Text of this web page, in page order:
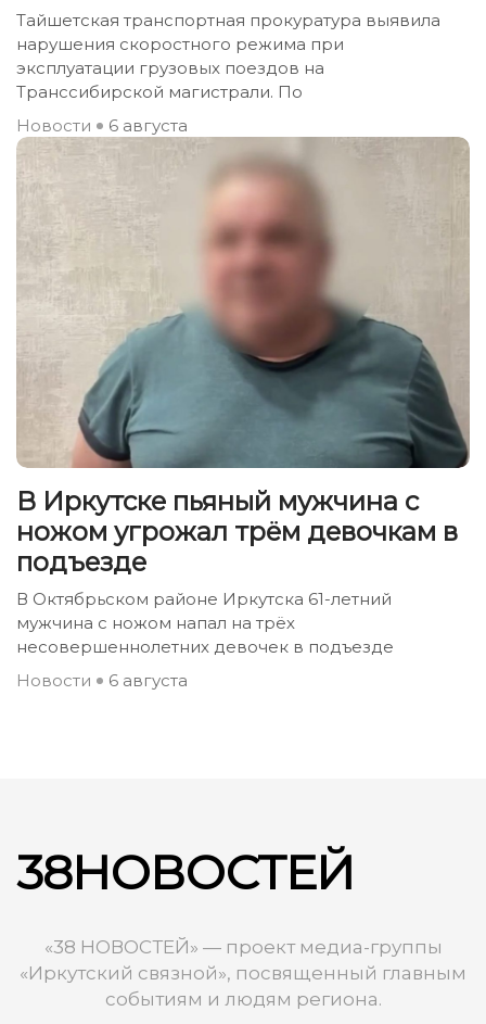
Тайшетская транспортная прокуратура выявила
нарушения скоростного режима при
эксплуатации грузовых поездов на
Транссибирской магистрали. По
Новости
6 августа
В Иркутске пьяный мужчина с
ножом угрожал трём девочкам в
подъезде
В Октябрьском районе Иркутска 61-летний
мужчина с ножом напал на трёх
несовершеннолетних девочек в подъезде
Новости
6 августа
38НОВОСТЕЙ
«38 НОВОСТЕЙ» — проект медиа-группы
«Иркутский связной», посвященный главным
событиям и людям региона.